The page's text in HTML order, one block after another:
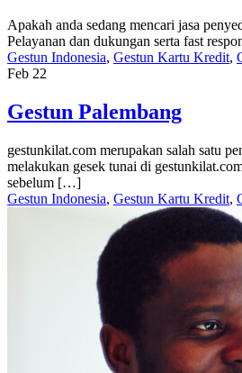
Apakah anda sedang mencari jasa
Pelayanan dan dukungan serta fast
Gestun Indonesia, Gestun Kartu Kredit,
Feb 22
Gestun Palembang
gestunkilat.com merupakan salah satu
melakukan gesek tunai di
sebelum […]
Gestun Indonesia, Gestun Kartu Kredit,